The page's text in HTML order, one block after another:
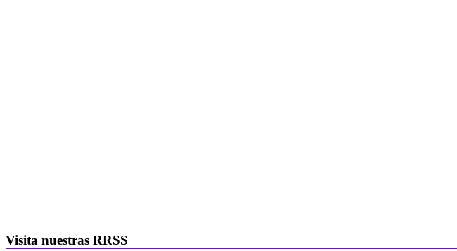
Visita nuestras RRSS